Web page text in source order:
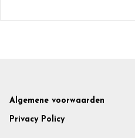
Footer
Algemene voorwaarden
Privacy Policy